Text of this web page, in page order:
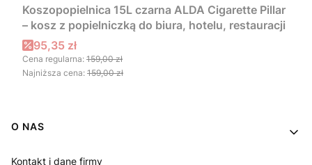
Koszopopielnica 15L czarna ALDA Cigarette Pillar
– kosz z popielniczką do biura, hotelu, restauracji
Cena promocyjna
95,35 zł
Cena regularna: 159,00 zł
Najniższa cena: 159,00 zł
Linki w stopce
O NAS
Kontakt i dane firmy